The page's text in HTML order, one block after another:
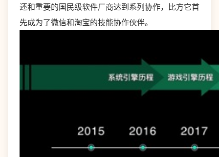
还和重要的国民级软件厂商达到系列协作，比方它首
先成为了微信和淘宝的技能协作伙伴。